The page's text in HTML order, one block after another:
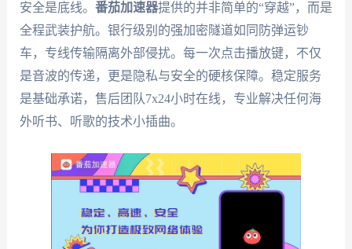
安全是底线。 番茄加速器提供的并非简单的“穿越”，而是
全程武装护航。银行级别的强加密隧道如同防弹运钞
车，专线传输隔离外部侵扰。每一次点击播放键，不仅
是音波的传递，更是隐私与安全的硬核保障。稳定服务
是基础承诺，售后团队7x24小时在线，专业解决任何海
外听书、听歌的技术小插曲。